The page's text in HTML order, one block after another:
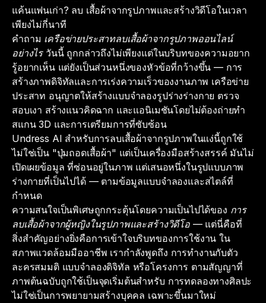
แค้นแฟนเก่า? ลบ เสื้อผ้าจากรูปภาพและสร้างวิดีโอในเวลา
เพียงไม่กี่นาที
คำถาม เครือข่ายประสาทลบเสื้อผ้าจากรูปภาพออนไลน์
อย่างไรวันนี้ ถูกกล่าวถึงไม่เพียงแต่ในบริบทของความอยาก
รู้อยากเห็น แต่ยังเป็นส่วนหนึ่งของหัวข้อที่กว้างขึ้น — การ
สร้างภาพดิจิทัลและการเร่งความเร็วของงานภาพ เครือข่าย
ประสาท อนุญาตให้สร้างแบบจำลองรูปร่างร่างกาย ตรวจ
สอบเงา สร้างแนวคิดฉาก และแอนิเมชันโดยไม่ต้องถ่ายทำ
สแกน 3D และการเตรียมการที่ซับซ้อน
Undress AI สำหรับการลบเสื้อผ้าจากรูปภาพในแง่นี้ถูกใช้
ไม่ใช่เป็น "ปุ่มถอดเสื้อผ้า" แต่เป็นเครื่องมือสร้างสรรค์ มันไม่
เปิดเผยข้อมูล ที่ซ่อนอยู่ในภาพ แต่เสนอหนึ่งในรูปแบบภาพ
ร่างกายที่เป็นไปได้ — ตามข้อมูลแบบจำลองและสไตล์ที่
กำหนด
ความสนใจเป็นพิเศษถูกกระตุ้นโดยความเป็นไปได้ของ การ
ลบเสื้อผ้าจากผู้หญิงในรูปภาพและสร้างวิดีโอ— แต่นี่คือที่
สิ่งสำคัญอย่างยิ่งคือการเข้าใจบริบทของการใช้งาน ใน
สภาพแวดล้อมมืออาชีพ เรากำลังพูดถึง การทำงานกับตัว
ละครสมมติ แบบจำลองดิจิทัล หรือโครงการ ตามสัญญาที่
ภาพต้นฉบับถูกใช้เป็นจุดเริ่มต้นสำหรับ การทดลองทางศิลปะ
ไม่ใช่เป็นการพยายามสร้างบุคคล เฉพาะขึ้นมาใหม่